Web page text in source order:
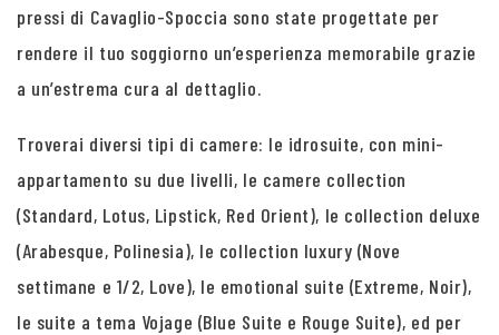
pressi di Cavaglio-Spoccia sono state progettate per
rendere il tuo soggiorno un’esperienza memorabile grazie
a un’estrema cura al dettaglio.
Troverai diversi tipi di camere: le idrosuite, con mini-
appartamento su due livelli, le camere collection
(Standard, Lotus, Lipstick, Red Orient), le collection deluxe
(Arabesque, Polinesia), le collection luxury (Nove
settimane e 1/2, Love), le emotional suite (Extreme, Noir),
le suite a tema Vojage (Blue Suite e Rouge Suite), ed per